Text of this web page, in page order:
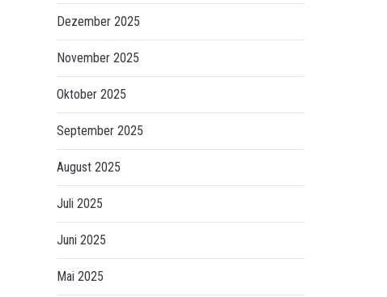
Dezember 2025
November 2025
Oktober 2025
September 2025
August 2025
Juli 2025
Juni 2025
Mai 2025